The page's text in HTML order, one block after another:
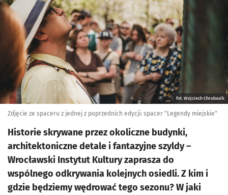
fot. Wojciech Chrubasik
Zdjęcie ze spaceru z jednej z poprzednich edycji: spacer "Legendy miejskie"
Historie skrywane przez okoliczne budynki,
architektoniczne detale i fantazyjne szyldy –
Wrocławski Instytut Kultury zaprasza do
wspólnego odkrywania kolejnych osiedli. Z kim i
gdzie będziemy wędrować tego sezonu? W jaki